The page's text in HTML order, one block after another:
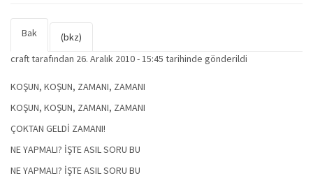
Birincil sekmeler
Bak
sekme)
(bkz)
crafttarafından 26. Aralık 2010 - 15:45 tarihinde gönderildi
KOŞUN, KOŞUN, ZAMANI, ZAMANI
KOŞUN, KOŞUN, ZAMANI, ZAMANI
ÇOKTAN GELDİ ZAMANI!
NE YAPMALI? İŞTE ASIL SORU BU
NE YAPMALI? İŞTE ASIL SORU BU